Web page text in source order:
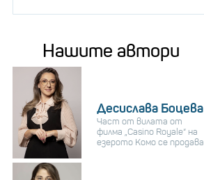
Нашите автори
Десислава Боцева
Част от вилата от
филма „Casino Royale“ на
езерото Комо се продава